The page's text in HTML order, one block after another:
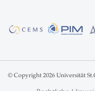
© Copyright 2026 Universität